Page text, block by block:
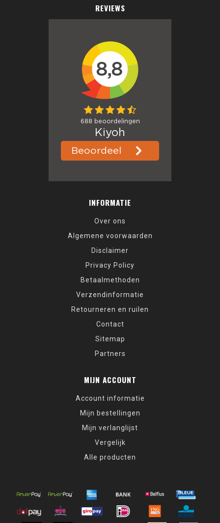
REVIEWS
INFORMATIE
Over ons
Algemene voorwaarden
Disclaimer
Privacy Policy
Betaalmethoden
Verzendinformatie
Retourneren en ruilen
Contact
Sitemap
Partners
MIJN ACCOUNT
Account informatie
Mijn bestellingen
Mijn verlanglijst
Vergelijk
Alle producten